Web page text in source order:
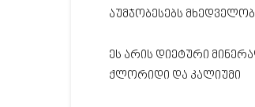
აუმჯობესებს
ეს არის დიეტური
ქლორიდი და კალიუმი